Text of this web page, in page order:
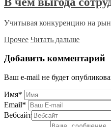
Учитывая конкуренцию на
Прочее Читать дальше
Добавить комментарий
Ваш e-mail не будет
Имя*
Email*
Вебсайт